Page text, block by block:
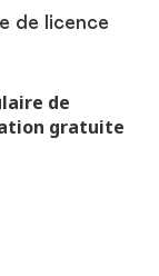
de licence
de
gratuite